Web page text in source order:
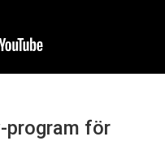
program för